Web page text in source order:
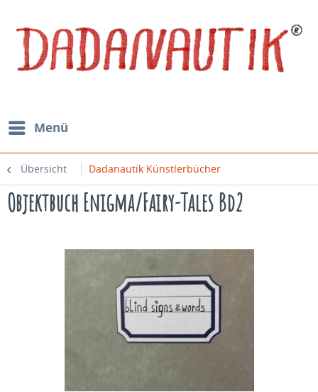
Menü
Übersicht Dadanautik Künstlerbücher
Objektbuch Enigma/Fairy-Tales Bd2